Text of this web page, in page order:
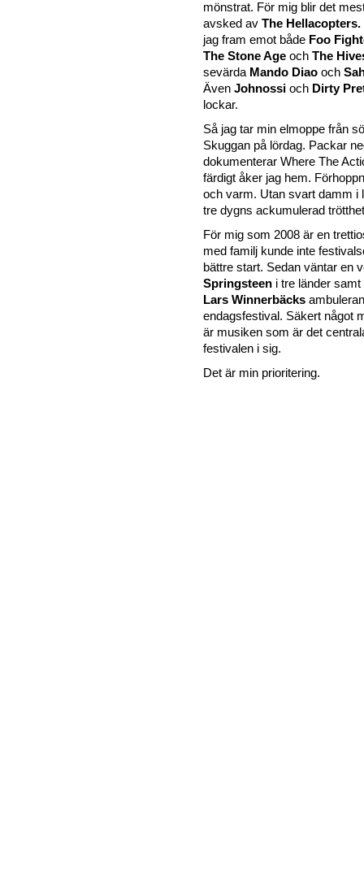
mönstrat. För mig blir det
avsked av The Hellacopters.
jag fram emot både Foo
The Stone Age och The
sevärda Mando Diao och
Även Johnossi och Dirty
lockar.
Så jag tar min elmoppe från
Skuggan på lördag. Packar
dokumenterar Where The
färdigt åker jag hem.
och varm. Utan svart damm i
tre dygns ackumulerad
För mig som 2008 är en
med familj kunde inte
bättre start. Sedan väntar en
Springsteen i tre länder
Lars Winnerbäcks
endagsfestival. Säkert något
är musiken som är det
festivalen i sig.
Det är min prioritering.